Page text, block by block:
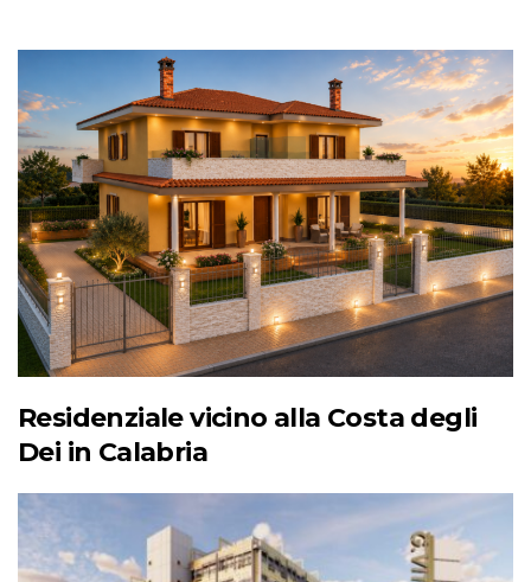
Residenziale vicino alla Costa degli
Dei in Calabria